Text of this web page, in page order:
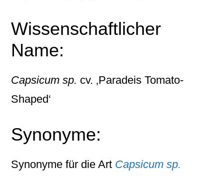
Wissenschaftlicher
Name:
Capsicum sp. cv. ‚Paradeis Tomato-
Shaped‘
Synonyme:
Synonyme für die Art Capsicum sp.